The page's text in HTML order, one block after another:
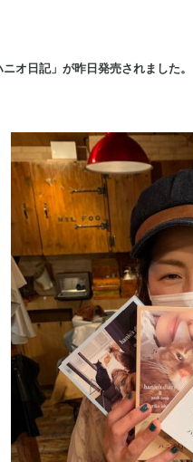
オ日記」が昨日発売されました。